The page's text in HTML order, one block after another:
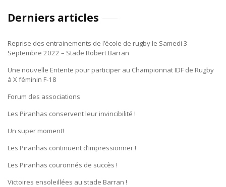
Derniers articles
Reprise des entrainements de l’école de rugby le Samedi 3
Septembre 2022 – Stade Robert Barran
Une nouvelle Entente pour participer au Championnat IDF de Rugby
à X féminin F-18
Forum des associations
Les Piranhas conservent leur invincibilité !
Un super moment!
Les Piranhas continuent d’impressionner !
Les Piranhas couronnés de succès !
Victoires ensoleillées au stade Barran !